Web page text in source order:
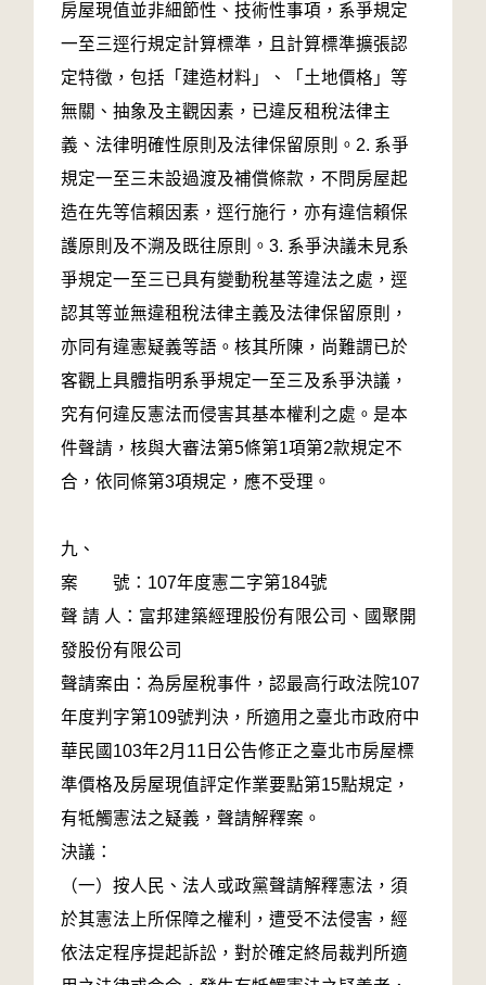
房屋現值並非細節性、技術性事項，系爭規定
一至三逕行規定計算標準，且計算標準擴張認
定特徵，包括「建造材料」、「土地價格」等
無關、抽象及主觀因素，已違反租稅法律主
義、法律明確性原則及法律保留原則。2. 系爭
規定一至三未設過渡及補償條款，不問房屋起
造在先等信賴因素，逕行施行，亦有違信賴保
護原則及不溯及既往原則。3. 系爭決議未見系
爭規定一至三已具有變動稅基等違法之處，逕
認其等並無違租稅法律主義及法律保留原則，
亦同有違憲疑義等語。核其所陳，尚難謂已於
客觀上具體指明系爭規定一至三及系爭決議，
究有何違反憲法而侵害其基本權利之處。是本
件聲請，核與大審法第5條第1項第2款規定不
合，依同條第3項規定，應不受理。
九、
案 號：107年度憲二字第184號
聲 請 人：富邦建築經理股份有限公司、國聚開
發股份有限公司
聲請案由：為房屋稅事件，認最高行政法院107
年度判字第109號判決，所適用之臺北市政府中
華民國103年2月11日公告修正之臺北市房屋標
準價格及房屋現值評定作業要點第15點規定，
有牴觸憲法之疑義，聲請解釋案。
決議：
（一）按人民、法人或政黨聲請解釋憲法，須
於其憲法上所保障之權利，遭受不法侵害，經
依法定程序提起訴訟，對於確定終局裁判所適